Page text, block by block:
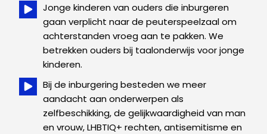
Jonge kinderen van ouders die inburgeren
gaan verplicht naar de peuterspeelzaal om
achterstanden vroeg aan te pakken. We
betrekken ouders bij taalonderwijs voor jonge
kinderen.
Bij de inburgering besteden we meer
aandacht aan onderwerpen als
zelfbeschikking, de gelijkwaardigheid van man
en vrouw, LHBTIQ+ rechten, antisemitisme en